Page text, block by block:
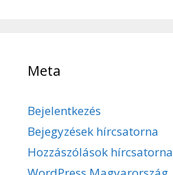
Meta
Bejelentkezés
Bejegyzések hírcsatorna
Hozzászólások hírcsatorna